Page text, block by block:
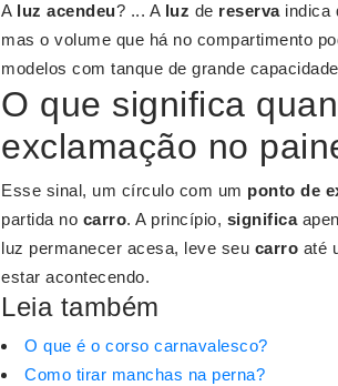
A luz acendeu? ... A luz de reservaindica
mas o volume que há no compartimento
modelos com tanque de grande
O que significa
exclamação no
Esse sinal, um círculo com um ponto de
partida no carro. A princípio, significa
luz permanecer acesa, leve seu carro até
estar acontecendo.
Leia também
O que é o corso carnavalesco?
Como tirar manchas na perna?